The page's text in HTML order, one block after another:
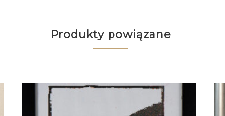
Produkty powiązane